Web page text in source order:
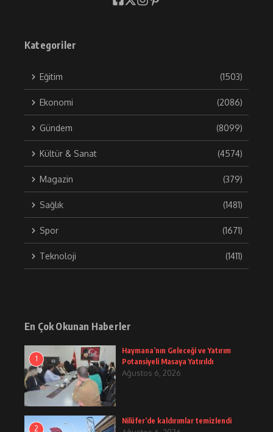
Kategoriler
Eğitim (1503)
Ekonomi (2086)
Gündem (8099)
Kültür & Sanat (4574)
Magazin (379)
Sağlık (1481)
Spor (1671)
Teknoloji (1411)
En Çok Okunan Haberler
1
Haymana’nın Geleceği ve Yatırım
Potansiyeli Masaya Yatırıldı
Ağustos 6, 2026
2
Nilüfer’de kaldırımlar temizlendi